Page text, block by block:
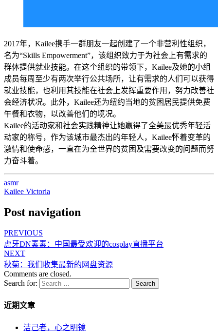
2017年，Kailee携手一群朋友一起创建了一个非营利性组织，
名为“Skills Empowerment”，该组织致力于为社会上有需求的
群体提供就业技能。在这个组织的带领下，Kailee及她的小组
成员每周至少有两次举行公共场所，让有需求的人们可以获得
就业技能，也利用其技能在社会上发挥重要作用，努力改善社
会经济状况。此外，Kailee还为纽约当地的贫困居民提供免费
午餐和衣物，以改善他们的境况。
Kailee的活动家和社会实践精神让她赢得了全美最优秀年轻活
动家的称号，作为该城市最杰出的年轻人，Kailee怀着变革的
激情和使命感，一直在为全世界的贫困及需要改变的问题而努
力奋斗着。
asmr
Kailee Victoria
Post navigation
PREVIOUS
虎牙DN素素：中国最受欢迎的cosplay直播平台
NEXT
秋菊：我们收集最新的网盘资源
Comments are closed.
Search for:
Search
近期文章
洁己者，心之明镜